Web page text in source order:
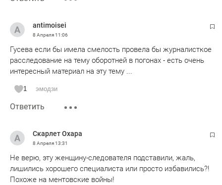
antimoisei
8 Апреля11:06
Гусева если бы имела смелость провела бы журналисткое
расследование на тему оборотней в погонах - есть очень
интересный материал на эту тему ...
1 эмодзи
Ответить
Скарлет Охара
8 Апреля13:31
Не верю, эту женщину-следователя подставили, жаль,
лишились хорошего специалиста или просто избавились?!
Похоже на ментовские войны!